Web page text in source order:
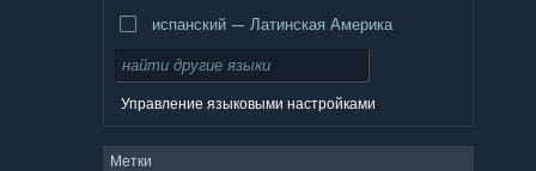
испанский — Латинская Америка
Управление языковыми настройками
Метки